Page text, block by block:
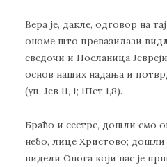
Вера је, дакле, одговор на
ономе што превазилази
сведочи и Посланица
основ наших надања и
(уп. Јев 11, 1; 1Пет 1,8).
Браћо и сестре, дошли смо
небо, лице Христово;
видели Онога који нас је